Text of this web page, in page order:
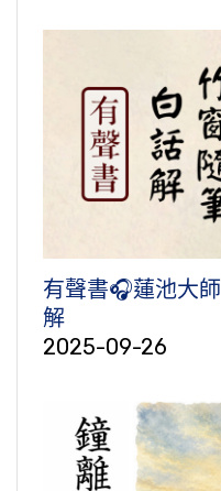
有聲書🎧蓮池大
解
2025-09-26